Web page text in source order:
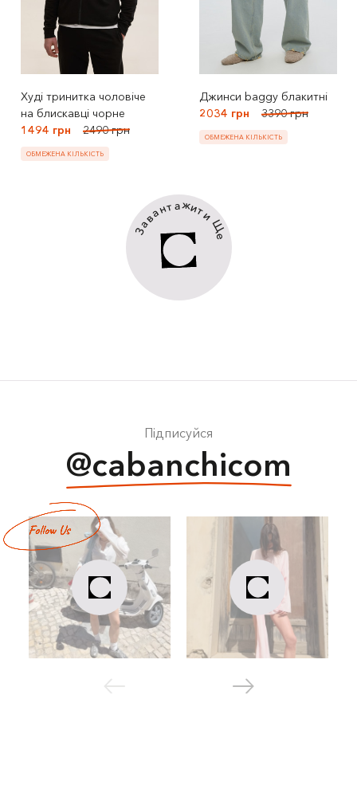
Худі тринитка чоловіче
на блискавці чорне
1494 грн
2490 грн
ОБМЕЖЕНА КІЛЬКІСТЬ
Джинси baggy блакитні
2034 грн
3390 грн
ОБМЕЖЕНА КІЛЬКІСТЬ
З
а
вант ажит
и
Щ
е
Підписуйся
@cabanchicom